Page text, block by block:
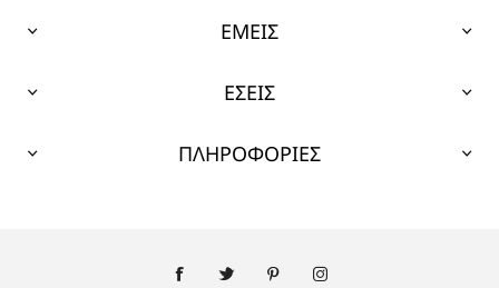
ΕΜΕΙΣ
ΕΣΕΙΣ
ΠΛΗΡΟΦΟΡΙΕΣ